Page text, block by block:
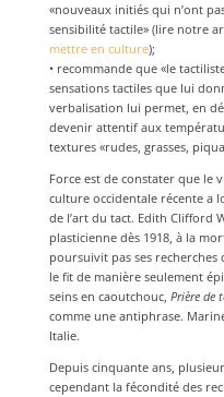
«nouveaux initiés qui n’ont
sensibilité tactile» (lire notre
mettre en culture);
• recommande que «le
sensations tactiles que lui
verbalisation lui permet, en
devenir attentif aux
textures «rudes, grasses,
Force est de constater que le
culture occidentale récente a
de l’art du tact. Edith Clifford
plasticienne dès 1918, à la
poursuivit pas ses
le fit de manière seulement
seins en caoutchouc, Prière de
comme une antiphrase.
Italie.
Depuis cinquante ans,
cependant la fécondité des